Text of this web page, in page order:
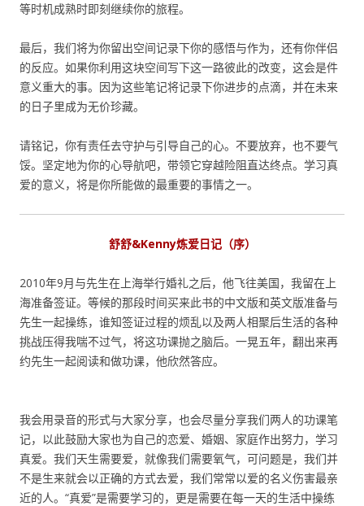
等时机成熟时即刻继续你的旅程。
最后，我们将为你留出空间记录下你的感悟与作为，还有你伴侣
的反应。如果你利用这块空间写下这一路彼此的改变，这会是件
意义重大的事。因为这些笔记将记录下你进步的点滴，并在未来
的日子里成为无价珍藏。
请铭记，你有责任去守护与引导自己的心。不要放弃，也不要气
馁。坚定地为你的心导航吧，带领它穿越险阻直达终点。学习真
爱的意义，将是你所能做的最重要的事情之一。
舒舒&Kenny炼爱日记（序）
2010年9月与先生在上海举行婚礼之后，他飞往美国，我留在上
海准备签证。等候的那段时间买来此书的中文版和英文版准备与
先生一起操练，谁知签证过程的烦乱以及两人相聚后生活的各种
挑战压得我喘不过气，将这功课抛之脑后。一晃五年，翻出来再
约先生一起阅读和做功课，他欣然答应。
我会用录音的形式与大家分享，也会尽量分享我们两人的功课笔
记，以此鼓励大家也为自己的恋爱、婚姻、家庭作出努力，学习
真爱。我们天生需要爱，就像我们需要氧气，可问题是，我们并
不是生来就会以正确的方式去爱，我们常常以爱的名义伤害最亲
近的人。“真爱”是需要学习的，更是需要在每一天的生活中操练